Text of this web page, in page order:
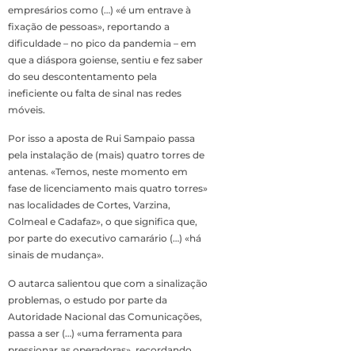
empresários como (…) «é um entrave à
fixação de pessoas», reportando a
dificuldade – no pico da pandemia – em
que a diáspora goiense, sentiu e fez saber
do seu descontentamento pela
ineficiente ou falta de sinal nas redes
móveis.
Por isso a aposta de Rui Sampaio passa
pela instalação de (mais) quatro torres de
antenas. «Temos, neste momento em
fase de licenciamento mais quatro torres»
nas localidades de Cortes, Varzina,
Colmeal e Cadafaz», o que significa que,
por parte do executivo camarário (…) «há
sinais de mudança».
O autarca salientou que com a sinalização
problemas, o estudo por parte da
Autoridade Nacional das Comunicações,
passa a ser (…) «uma ferramenta para